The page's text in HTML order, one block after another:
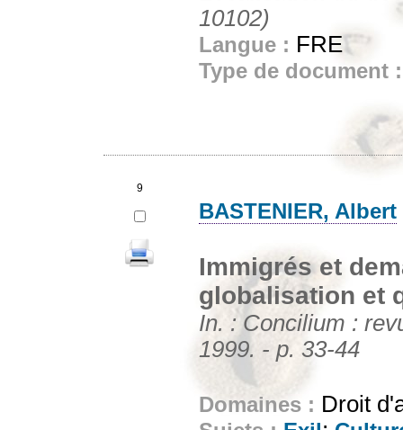
10102)
Langue : FRE
Type de document
9
BASTENIER, Albert
Immigrés et
globalisation et
In. : Concilium :
1999. - p. 33-44
Domaines : Droit